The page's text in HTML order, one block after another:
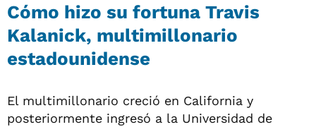
Cómo hizo su fortuna Travis
Kalanick, multimillonario
estadounidense
El multimillonario creció en California y
posteriormente ingresó a la Universidad de